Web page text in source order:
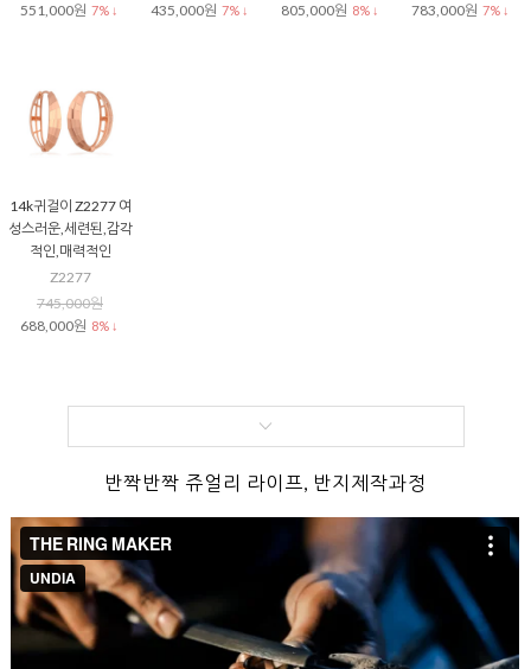
551,000원 7% ↓
435,000원 7% ↓
805,000원 8% ↓
783,000원 7% ↓
14k귀걸이 Z2277 여
성스러운,세련된,감각
적인,매력적인
Z2277
745,000원
688,000원 8% ↓
반짝반짝 쥬얼리 라이프, 반지제작과정